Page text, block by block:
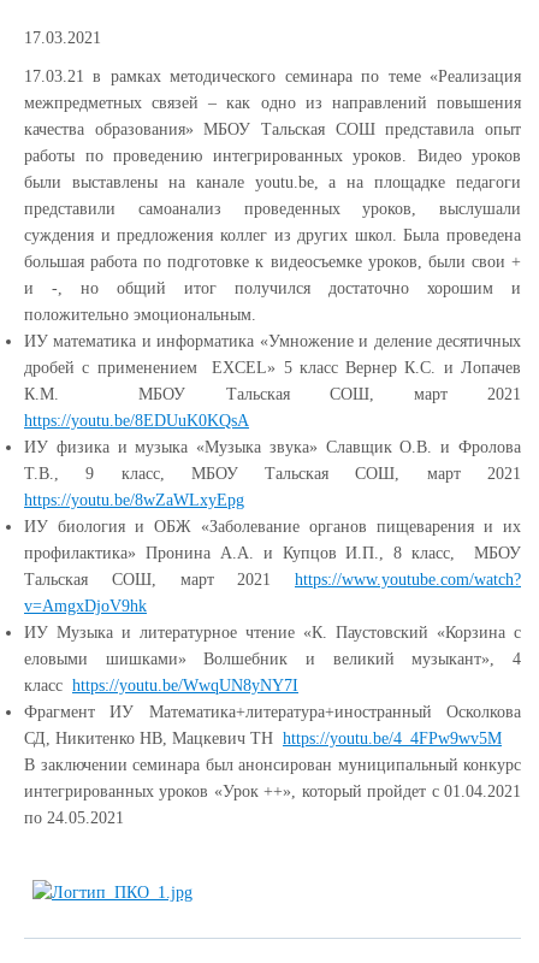
17.03.2021
17.03.21 в рамках методического семинара по теме «Реализация
межпредметных связей – как одно из направлений повышения
качества образования» МБОУ Тальская СОШ представила опыт
работы по проведению интегрированных уроков. Видео уроков
были выставлены на канале youtu.be, а на площадке педагоги
представили самоанализ проведенных уроков, выслушали
суждения и предложения коллег из других школ. Была проведена
большая работа по подготовке к видеосъемке уроков, были свои +
и -, но общий итог получился достаточно хорошим и
положительно эмоциональным.
ИУ математика и информатика «Умножение и деление десятичных
дробей с применением EXCEL» 5 класс Вернер К.С. и Лопачев
К.М. МБОУ Тальская СОШ, март 2021
https://youtu.be/8EDUuK0KQsA
ИУ физика и музыка «Музыка звука» Славщик О.В. и Фролова
Т.В., 9 класс, МБОУ Тальская СОШ, март 2021
https://youtu.be/8wZaWLxyEpg
ИУ биология и ОБЖ «Заболевание органов пищеварения и их
профилактика» Пронина А.А. и Купцов И.П., 8 класс, МБОУ
Тальская СОШ, март 2021 https://www.youtube.com/watch?
v=AmgxDjoV9hk
ИУ Музыка и литературное чтение «К. Паустовский «Корзина с
еловыми шишками» Волшебник и великий музыкант», 4
класс https://youtu.be/WwqUN8yNY7I
Фрагмент ИУ Математика+литература+иностранный Осколкова
СД, Никитенко НВ, Мацкевич ТН https://youtu.be/4_4FPw9wv5M
В заключении семинара был анонсирован муниципальный конкурс
интегрированных уроков «Урок ++», который пройдет с 01.04.2021
по 24.05.2021